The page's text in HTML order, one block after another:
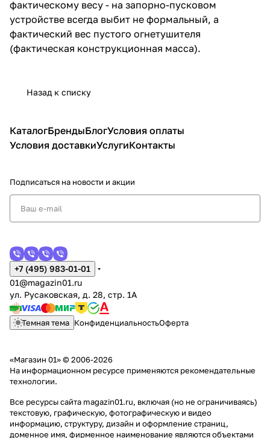
фактическому весу - на запорно-пусковом
устройстве всегда выбит не формальный, а
фактический вес пустого огнетушителя
(фактическая конструкционная масса).
Назад к списку
КаталогБрендыБлогУсловия оплаты
Условия доставкиУслугиКонтакты
Подписаться на новости и акции
+7 (495) 983-01-01
01@magazin01.ru
ул. Русаковская, д. 28, стр. 1А
Темная тема КонфиденциальностьОферта
«Магазин 01» © 2006-2026
На информационном ресурсе применяются рекомендательные
технологии.
Все ресурсы сайта magazin01.ru, включая (но не ограничиваясь)
текстовую, графическую, фотографическую и видео
информацию, структуру, дизайн и оформление страниц,
доменное имя, фирменное наименование являются объектами